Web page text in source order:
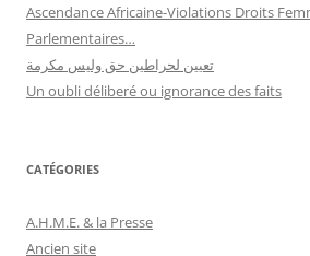
Ascendance Africaine-Violations Droits
Parlementaires…
تعيين لحراطين حق وليس مكرمة
Un oubli déliberé ou ignorance des faits
CATÉGORIES
A.H.M.E. & la Presse
Ancien site